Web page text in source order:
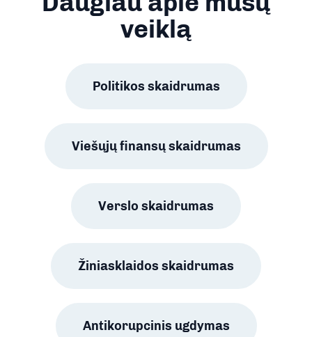
veiklą
Politikos skaidrumas
Viešųjų finansų skaidrumas
Verslo skaidrumas
Žiniasklaidos skaidrumas
Antikorupcinis ugdymas